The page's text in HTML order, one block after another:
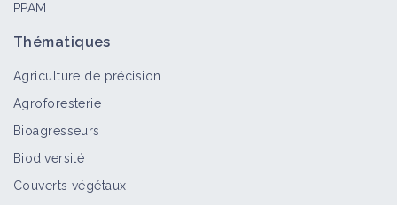
PPAM
Thématiques
Agriculture de précision
Agroforesterie
Bioagresseurs
Biodiversité
Couverts végétaux